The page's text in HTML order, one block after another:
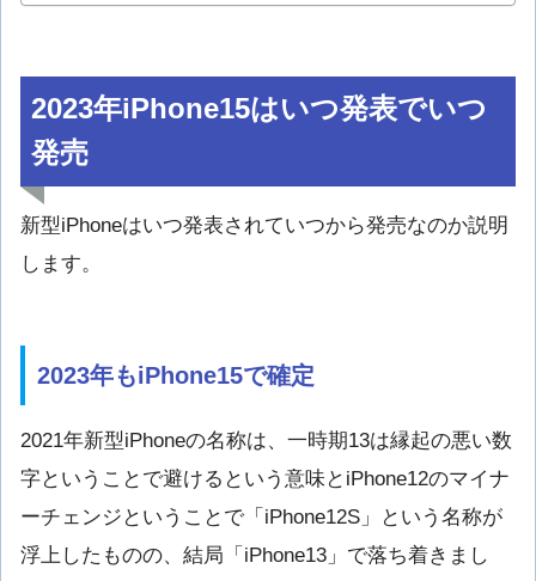
2023年iPhone15はいつ発表でいつ
発売
新型iPhoneはいつ発表されていつから発売なのか説明
します。
2023年もiPhone15で確定
2021年新型iPhoneの名称は、一時期13は縁起の悪い数
字ということで避けるという意味とiPhone12のマイナ
ーチェンジということで「iPhone12S」という名称が
浮上したものの、結局「iPhone13」で落ち着きまし